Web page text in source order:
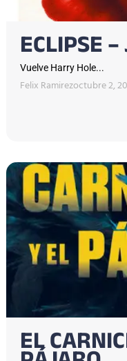
ECLIPSE
Vuelve Harry Hole...
Felix Ramirezoctubre 2,
EL